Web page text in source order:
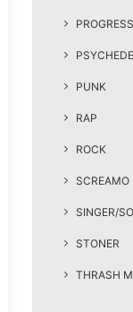
PUNK
RAP
ROCK
SCREAMO
SINGER/
STONER
THRASH